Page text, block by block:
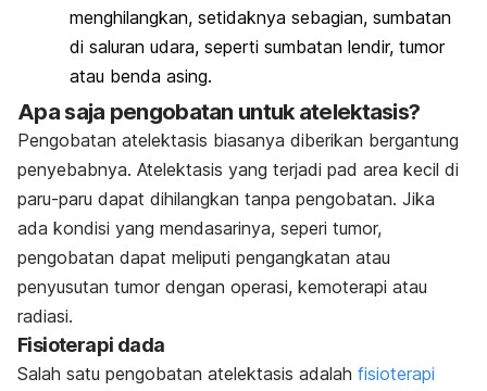
menghilangkan, setidaknya sebagian, sumbatan
di saluran udara, seperti sumbatan lendir, tumor
atau benda asing.
Apa saja pengobatan untuk atelektasis?
Pengobatan atelektasis biasanya diberikan bergantung
penyebabnya. Atelektasis yang terjadi pad area kecil di
paru-paru dapat dihilangkan tanpa pengobatan. Jika
ada kondisi yang mendasarinya, seperi tumor,
pengobatan dapat meliputi pengangkatan atau
penyusutan tumor dengan operasi, kemoterapi atau
radiasi.
Fisioterapi dada
Salah satu pengobatan atelektasis adalah fisioterapi